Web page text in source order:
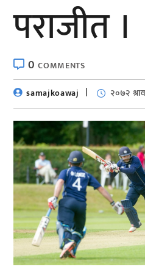
पराजीत ।
0COMMENTS
samajkoawaj
२०७२